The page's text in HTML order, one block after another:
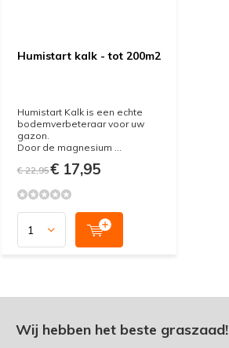
Humistart kalk - tot 200m2
Humistart Kalk is een echte
bodemverbeteraar voor uw
gazon.
Door de magnesium ...
€ 22,95€ 17,95
Wij hebben het beste graszaad!